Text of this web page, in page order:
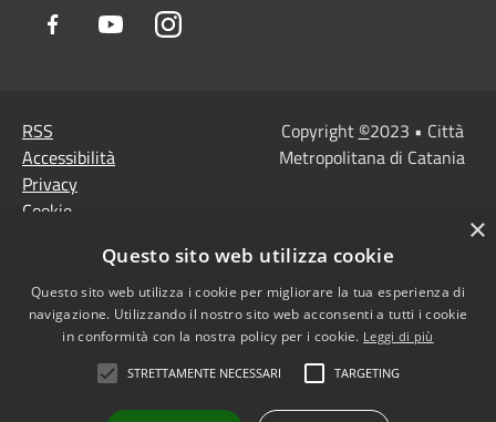
Facebook YoutubeInstagram
RSS
Accessibilità
Privacy
Cookie
Note Legali
Agenzia per l'Italia
digitale
accessibilità
Dichiarazione di
Copyright ©2023 • Città
Metropolitana di Catania
×
Questo sito web utilizza cookie
Questo sito web utilizza i cookie per migliorare la tua esperienza di
navigazione. Utilizzando il nostro sito web acconsenti a tutti i cookie
in conformità con la nostra policy per i cookie. Leggi di più
STRETTAMENTE NECESSARI TARGETING